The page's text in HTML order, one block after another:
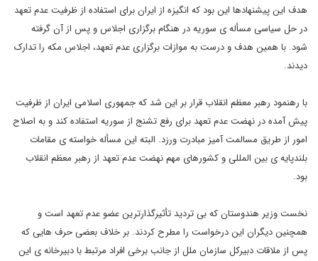
هدف این پیشنهادها این بود که انگیزه از ایران برای استفاده از ظرفیت عدم تعهد
در حل سیاسی مسأله ی سوریه در هنگام برگزاری اجلاس و پس از آن گرفته
شود. با همین هدف و درست به موازات برگزاری عدم تعهد، اجلاس مکه را تدارک
دیدند.
با رهنمود رهبر معظم انقلاب قرار بر این شد که جمهوری اسلامی ایران از ظرفیت
پیش آمده در نهضت عدم تعهد برای رفع تشنج از سوریه استفاده کند و به اصلاح
امور از طریق مسالمت آمیز مبادرت ورزد. البته این مسأله خواسته ی مقامات
بلندپایه ی بین المللی و کشورهای مهم نهضت عدم تعهد از رهبر معظم انقلاب
بود.
نخست وزیر هندوستان که بی تردید تأثیرگذارترین عضو عدم تعهد است و
همچنین دیگران این درخواست را مطرح کردند. بر خلاف بعضی حرف هایی که
پس از ملاقات دبیرکل سازمان ملل از جانب برخی افراد مرتبط با دبیرخانه ی این